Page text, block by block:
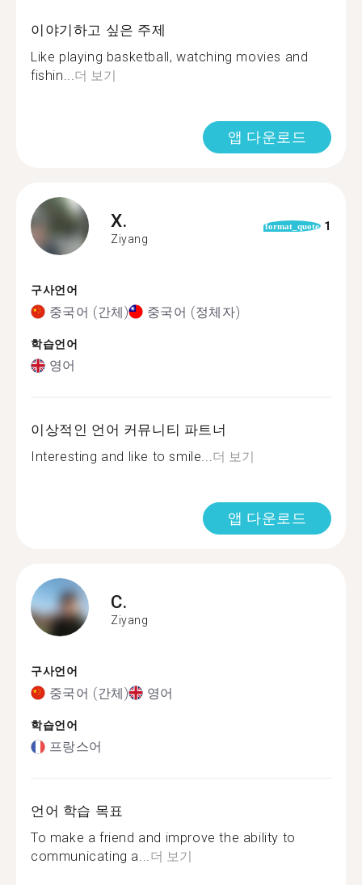
이야기하고 싶은 주제
Like playing basketball, watching movies and
fishin...더 보기
앱 다운로드
X.
Ziyang
format_quote 1
구사언어
중국어 (간체) 중국어 (정체자)
학습언어
영어
이상적인 언어 커뮤니티 파트너
Interesting and like to smile...더 보기
앱 다운로드
C.
Ziyang
구사언어
중국어 (간체) 영어
학습언어
프랑스어
언어 학습 목표
To make a friend and improve the ability to
communicating a...더 보기